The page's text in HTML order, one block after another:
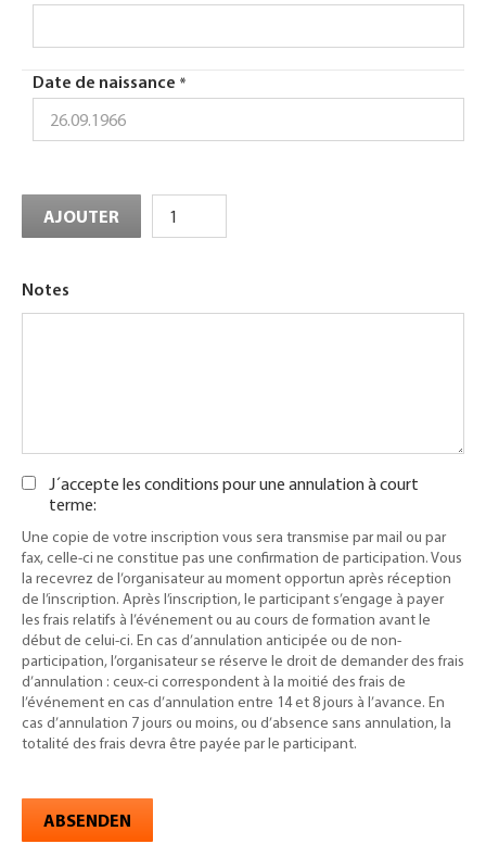
Date de naissance
AJOUTER
Notes
J´accepte les conditions pour une annulation à court
terme:
Une copie de votre inscription vous sera transmise par mail ou par
fax, celle-ci ne constitue pas une confirmation de participation. Vous
la recevrez de l’organisateur au moment opportun après réception
de l’inscription. Après l’inscription, le participant s’engage à payer
les frais relatifs à l’événement ou au cours de formation avant le
début de celui-ci. En cas d’annulation anticipée ou de non-
participation, l’organisateur se réserve le droit de demander des frais
d’annulation : ceux-ci correspondent à la moitié des frais de
l’événement en cas d’annulation entre 14 et 8 jours à l’avance. En
cas d’annulation 7 jours ou moins, ou d’absence sans annulation, la
totalité des frais devra être payée par le participant.
ABSENDEN